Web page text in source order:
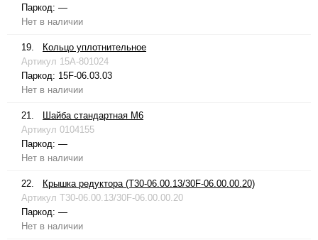
Паркод: —
Нет в наличии
19.
Кольцо уплотнительное
Артикул 15A-801024
Паркод: 15F-06.03.03
Нет в наличии
21.
Шайба стандартная М6
Артикул 0104155
Паркод: —
Нет в наличии
22.
Крышка редуктора (T30-06.00.13/30F-06.00.00.20)
Артикул T30-06.00.13/30F-06.00.00.20
Паркод: —
Нет в наличии